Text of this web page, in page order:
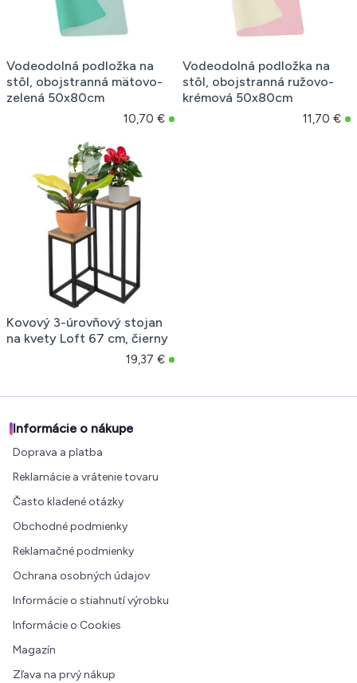
Vodeodolná podložka na
stôl, obojstranná mätovo-
zelená 50x80cm
10,70 €
Vodeodolná podložka na
stôl, obojstranná ružovo-
krémová 50x80cm
11,70 €
Kovový 3-úrovňový stojan
na kvety Loft 67 cm, čierny
19,37 €
Informácie o nákupe
Doprava a platba
Reklamácie a vrátenie tovaru
Často kladené otázky
Obchodné podmienky
Reklamačné podmienky
Ochrana osobných údajov
Informácie o stiahnutí výrobku
Informácie o Cookies
Magazín
Zľava na prvý nákup